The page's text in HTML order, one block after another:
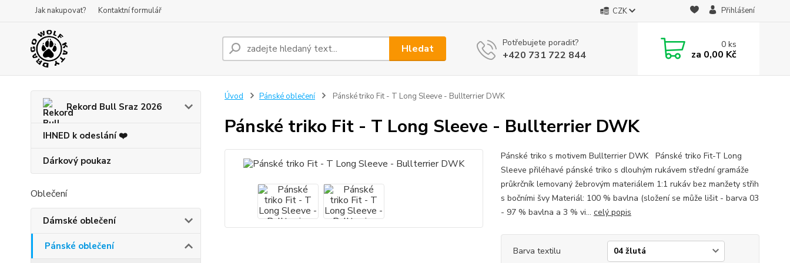
Jak nakupovat? Kontaktní formulář CZK Přihlášení
Hledat Potřebujete poradit?
+420 731 722 844
0ks
za 0,00 Kč
Rekord Bull Sraz 2026
IHNED k odeslání ❤️
Dárkový poukaz
Oblečení
Dámské oblečení
Pánské oblečení
Úvod Pánské oblečení Pánské triko Fit - T Long Sleeve - Bullterrier DWK
Pánské triko Fit - T Long Sleeve - Bullterrier DWK
Pánské triko s motivem Bullterrier DWK Pánské triko Fit-T Long
Sleeve přiléhavé pánské triko s dlouhým rukávem střední gramáže
průkrčník lemovaný žebrovým materiálem 1:1 rukáv bez manžety střih
s bočními švy Materiál: 100 % bavlna (složení se může lišit - barva 03
- 97 % bavlna a 3 % vi... celý popis
Barva textilu